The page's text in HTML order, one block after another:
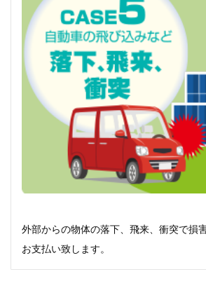
外部からの物体の落下、飛来、衝突で損
お支払い致します。